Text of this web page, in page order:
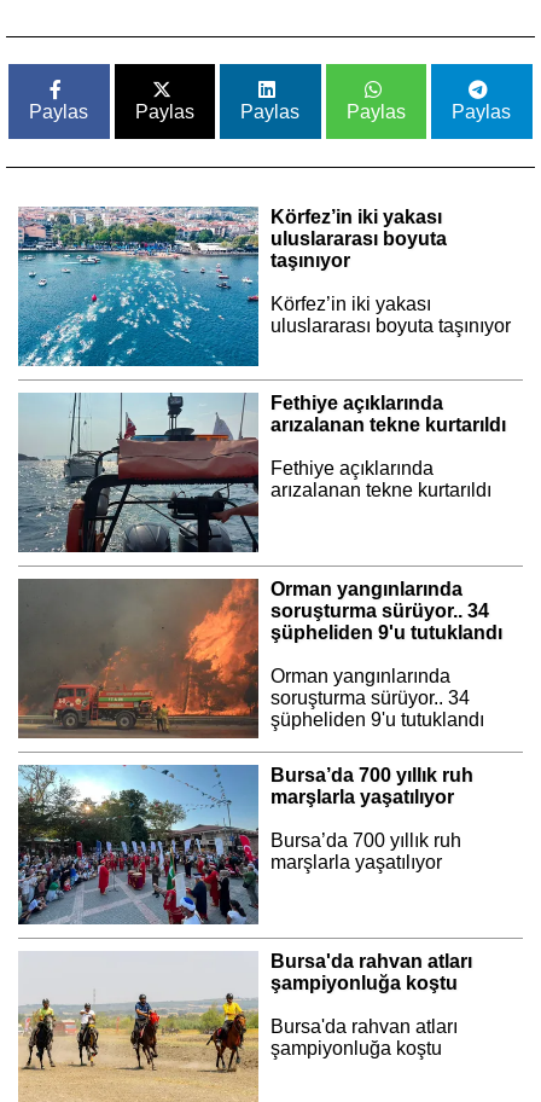
Paylas Paylas Paylas Paylas Paylas
Körfez’in iki yakası
uluslararası boyuta
taşınıyor
Körfez’in iki yakası
uluslararası boyuta taşınıyor
Fethiye açıklarında
arızalanan tekne kurtarıldı
Fethiye açıklarında
arızalanan tekne kurtarıldı
Orman yangınlarında
soruşturma sürüyor.. 34
şüpheliden 9'u tutuklandı
Orman yangınlarında
soruşturma sürüyor.. 34
şüpheliden 9'u tutuklandı
Bursa’da 700 yıllık ruh
marşlarla yaşatılıyor
Bursa’da 700 yıllık ruh
marşlarla yaşatılıyor
Bursa'da rahvan atları
şampiyonluğa koştu
Bursa'da rahvan atları
şampiyonluğa koştu